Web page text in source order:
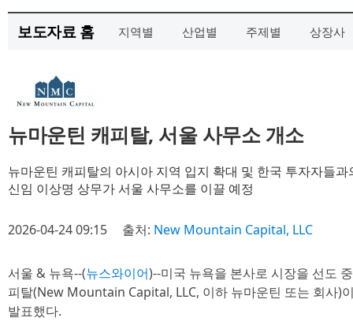
보도자료 홈 지역별 산업별 주제별 상장사
뉴마운틴 캐피탈, 서울 사무소 개소
뉴마운틴 캐피탈의 아시아 지역 입지 확대 및 한국 투자자들과
신임 이상명 상무가 서울 사무소를 이끌 예정
2026-04-24 09:15 출처: New Mountain Capital, LLC
서울 & 뉴욕--(뉴스와이어)--미국 뉴욕을 본사로 시장을 선도
피탈(New Mountain Capital, LLC, 이하 뉴마운틴 또는 회사)
발표했다.